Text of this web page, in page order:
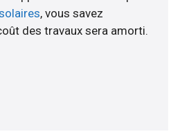
, vous savez
des travaux sera amorti.